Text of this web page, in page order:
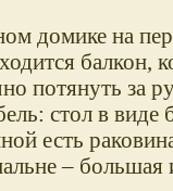
домике на
балкон,
потянуть за
стол в виде
есть
– большая